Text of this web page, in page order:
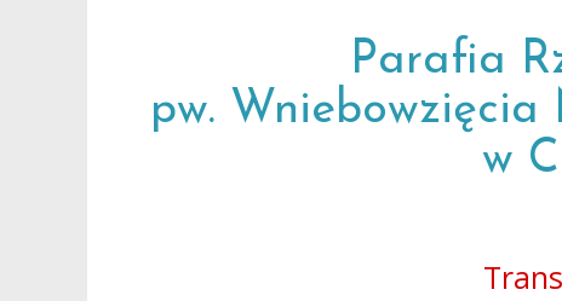
Parafia
pw.
w